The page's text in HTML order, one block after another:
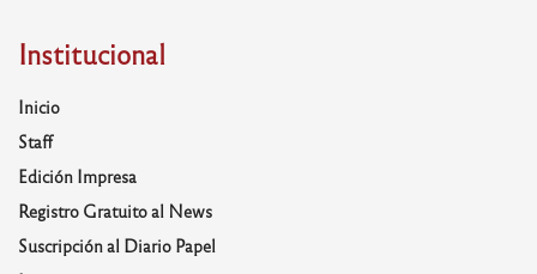
Institucional
Inicio
Staff
Edición Impresa
Registro Gratuito al News
Suscripción al Diario Papel